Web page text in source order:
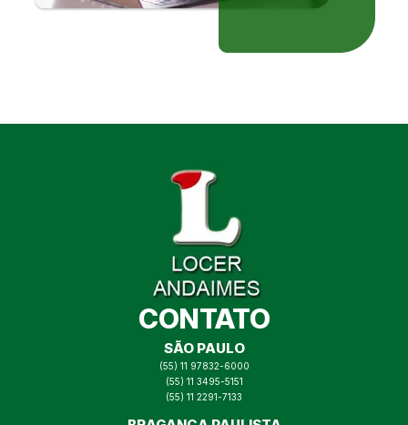
CONTATO
SÃO PAULO
(55) 11 97832-6000
(55) 11 3495-5151
(55) 11 2291-7133